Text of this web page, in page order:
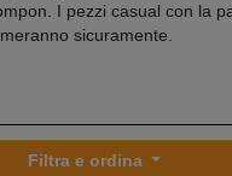
I pezzi casual con la
sicuramente.
Filtra e ordina